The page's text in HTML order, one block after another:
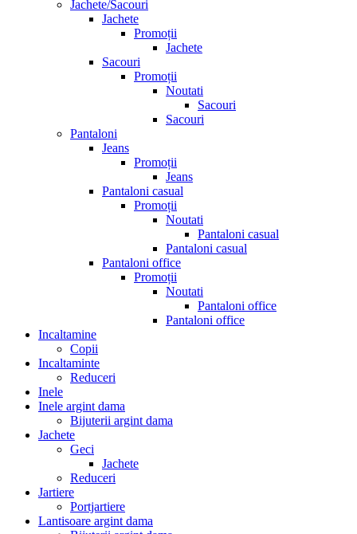
Jachete/Sacouri
Jachete
Promoții
Jachete
Sacouri
Promoții
Noutati
Sacouri
Sacouri
Pantaloni
Jeans
Promoții
Jeans
Pantaloni casual
Promoții
Noutati
Pantaloni casual
Pantaloni casual
Pantaloni office
Promoții
Noutati
Pantaloni office
Pantaloni office
Incaltamine
Copii
Incaltaminte
Reduceri
Inele
Inele argint dama
Bijuterii argint dama
Jachete
Geci
Jachete
Reduceri
Jartiere
Portjartiere
Lantisoare argint dama